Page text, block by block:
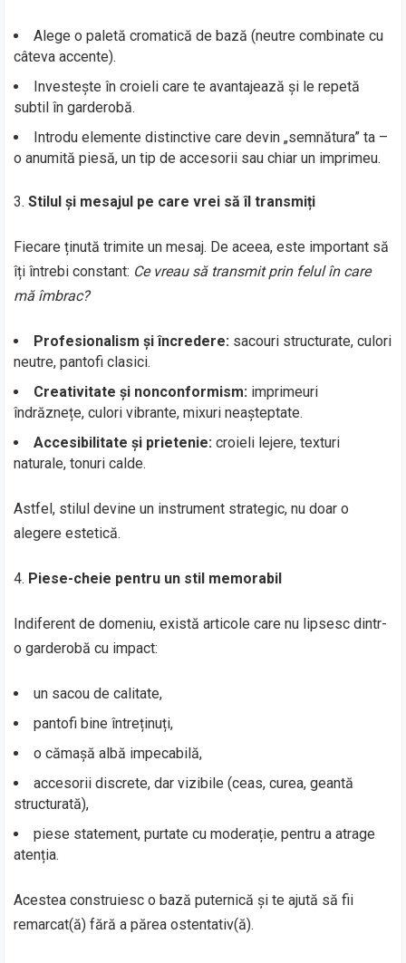
Alege o paletă cromatică de bază (neutre combinate cu
câteva accente).
Investește în croieli care te avantajează și le repetă
subtil în garderobă.
Introdu elemente distinctive care devin „semnătura” ta –
o anumită piesă, un tip de accesorii sau chiar un imprimeu.
Stilul și mesajul pe care vrei să îl transmiți
Fiecare ținută trimite un mesaj. De aceea, este important să
îți întrebi constant: Ce vreau să transmit prin felul în care
mă îmbrac?
Profesionalism și încredere: sacouri structurate, culori
neutre, pantofi clasici.
Creativitate și nonconformism: imprimeuri
îndrăznețe, culori vibrante, mixuri neașteptate.
Accesibilitate și prietenie: croieli lejere, texturi
naturale, tonuri calde.
Astfel, stilul devine un instrument strategic, nu doar o
alegere estetică.
Piese-cheie pentru un stil memorabil
Indiferent de domeniu, există articole care nu lipsesc dintr-
o garderobă cu impact:
un sacou de calitate,
pantofi bine întreținuți,
o cămașă albă impecabilă,
accesorii discrete, dar vizibile (ceas, curea, geantă
structurată),
piese statement, purtate cu moderație, pentru a atrage
atenția.
Acestea construiesc o bază puternică și te ajută să fii
remarcat(ă) fără a părea ostentativ(ă).